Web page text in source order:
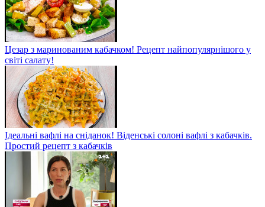
Цезар з маринованим кабачком! Рецепт найпопулярнішого у
світі салату!
Ідеальні вафлі на сніданок! Віденські солоні вафлі з кабачків.
Простий рецепт з кабачків